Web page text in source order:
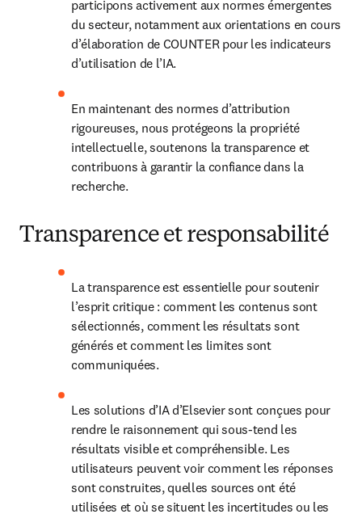
participons activement aux normes émergentes
du secteur, notamment aux orientations en cours
d’élaboration de COUNTER pour les indicateurs
d’utilisation de l’IA.
En maintenant des normes d’attribution
rigoureuses, nous protégeons la propriété
intellectuelle, soutenons la transparence et
contribuons à garantir la confiance dans la
recherche.
Transparence et responsabilité
La transparence est essentielle pour soutenir
l’esprit critique : comment les contenus sont
sélectionnés, comment les résultats sont
générés et comment les limites sont
communiquées.
Les solutions d’IA d’Elsevier sont conçues pour
rendre le raisonnement qui sous-tend les
résultats visible et compréhensible. Les
utilisateurs peuvent voir comment les réponses
sont construites, quelles sources ont été
utilisées et où se situent les incertitudes ou les